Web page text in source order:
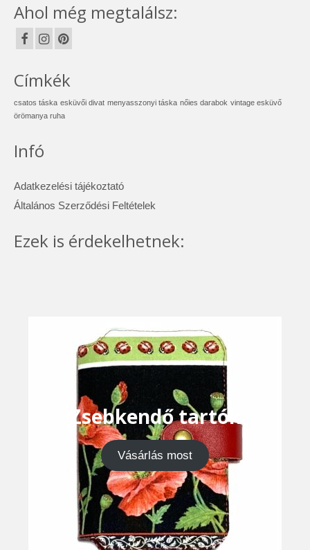
Ahol még megtalálsz:
Címkék
csatos táska esküvői divat menyasszonyi táska nőies darabok vintage esküvő
örömanya ruha
Infó
Adatkezelési tájékoztató
Általános Szerződési Feltételek
Ezek is érdekelhetnek:
Zsebkendő tartók
Vásárlás most